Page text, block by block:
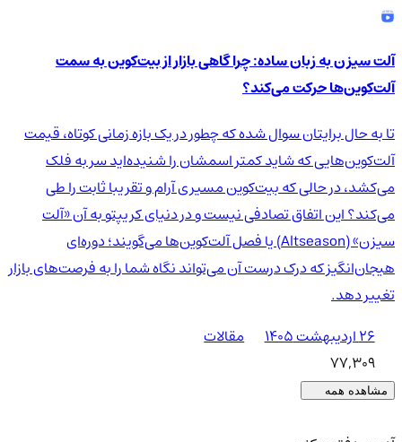
آلت سیزن به زبان ساده: چرا گاهی بازار از بیت‌کوین به سمت
آلت‌کوین‌ها حرکت می‌کند؟
تا به حال برایتان سوال شده که چطور در یک بازه زمانی کوتاه، قیمت
آلت‌کوین‌هایی که شاید کمتر اسمشان را شنیده‌اید سر به فلک
می‌کشد، در حالی که بیت‌کوین مسیری آرام و تقریبا ثابت را طی
می‌کند؟ این اتفاق تصادفی نیست و در دنیای کریپتو به آن «آلت
سیزن» (Altseason) یا فصل آلت‌کوین‌ها می‌گویند؛ دوره‌ای
هیجان‌انگیز که درک درست آن می‌تواند نگاه شما را به فرصت‌های بازار
تغییر دهد.
۲۶ اردیبهشت ۱۴۰۵
مقالات
77,309
مشاهده همه